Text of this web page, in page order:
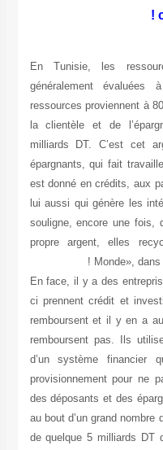
En Tunisie, les
généralement
ressources proviennent à
la clientèle et de
milliards DT. C’est cet
épargnants, qui fait
est donné en crédits, aux
lui aussi qui génère les
souligne, encore une fois,
propre argent, elles
Monde», dans
En face, il y a des
ci prennent crédit et
remboursent et il y en a
remboursent pas. Ils
d’un système financier
provisionnement pour ne
des déposants et des
au bout d’un grand nombre
de quelque 5 milliards DT